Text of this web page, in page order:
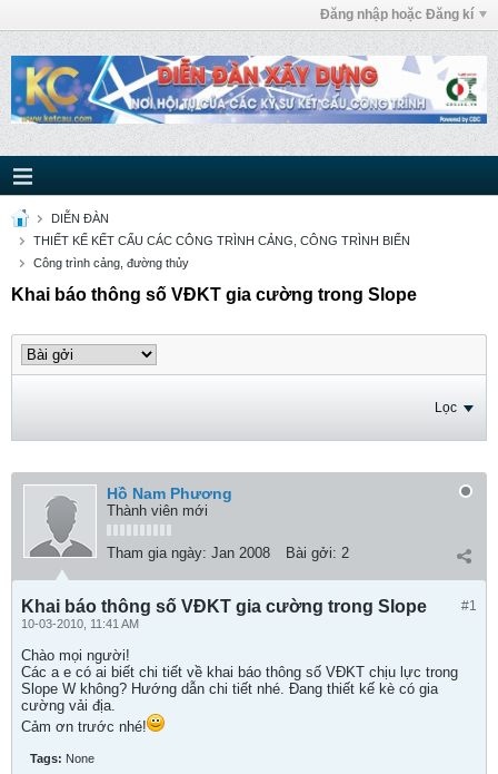
Đăng nhập hoặc Đăng kí
DIỄN ĐÀN
THIẾT KẾ KẾT CẤU CÁC CÔNG TRÌNH CẢNG, CÔNG TRÌNH BIỂN
Công trình cảng, đường thủy
Khai báo thông số VĐKT gia cường trong Slope
Lọc
Hồ Nam Phương
Thành viên mới
Tham gia ngày: Jan 2008 Bài gởi: 2
#1
Khai báo thông số VĐKT gia cường trong Slope
10-03-2010, 11:41 AM
Chào mọi người!
Các a e có ai biết chi tiết về khai báo thông số VĐKT chịu lực trong
Slope W không? Hướng dẫn chi tiết nhé. Đang thiết kế kè có gia
cường vải địa.
Cảm ơn trước nhé!
Tags: None